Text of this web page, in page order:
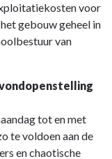
voor
gebouw geheel in
van
tot en met
te voldoen aan de
en chaotische